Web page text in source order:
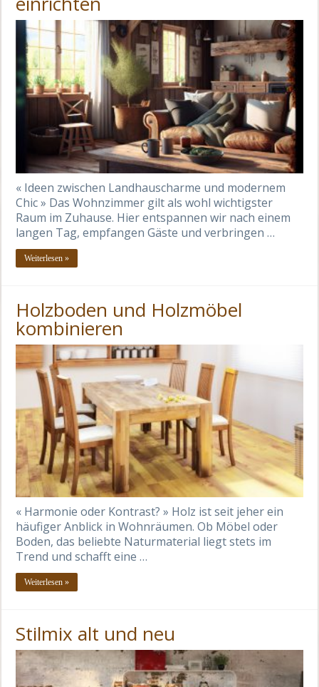
« Ideen zwischen Landhauscharme und modernem
Chic » Das Wohnzimmer gilt als wohl wichtigster
Raum im Zuhause. Hier entspannen wir nach einem
langen Tag, empfangen Gäste und verbringen …
Weiterlesen »
Holzboden und Holzmöbel
kombinieren
« Harmonie oder Kontrast? » Holz ist seit jeher ein
häufiger Anblick in Wohnräumen. Ob Möbel oder
Boden, das beliebte Naturmaterial liegt stets im
Trend und schafft eine …
Weiterlesen »
Stilmix alt und neu